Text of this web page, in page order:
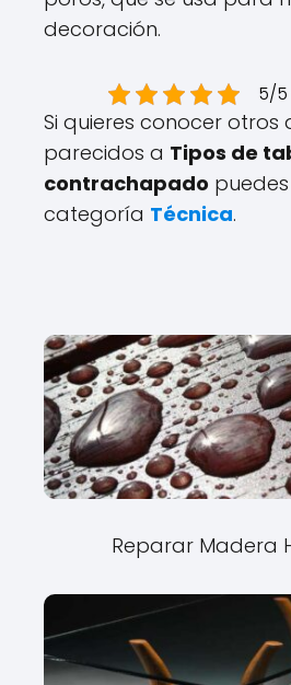
decoración.
5/5
Si quieres conocer otros
parecidos a Tipos de
contrachapado
categoría Técnica.
Reparar Madera